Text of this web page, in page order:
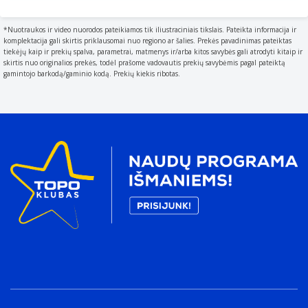
Prijungiama naktinė lemputė
Šviesos jutiklis
Judesių jutiklis
Device that detects moving objects
Baterijos tipas
Description of battery supplied with the product
AAA
Palaikomų baterijų skaičius
The number of batteries that can be used with the
Plotis
*Nuotraukos ir video nuorodos pateikiamos tik iliustraciniais tikslais. Pateikta informacija ir
komplektacija gali skirtis priklausomai nuo regiono ar šalies. Prekės pavadinimas pateiktas
tiekėjų kaip ir prekių spalva, parametrai, matmenys ir/arba kitos savybės gali atrodyti kitaip ir
skirtis nuo originalios prekės, todėl prašome vadovautis prekių savybėmis pagal pateiktą
gamintojo barkodą/gaminio kodą. Prekių kiekis ribotas.